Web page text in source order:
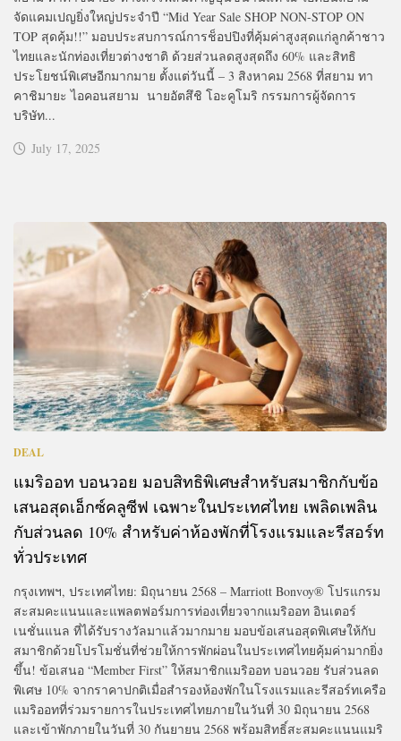
จัดแคมเปญยิ่งใหญ่ประจำปี “Mid Year Sale SHOP NON-STOP ON
TOP สุดคุ้ม!!” มอบประสบการณ์การช็อปปิงที่คุ้มค่าสูงสุดแก่ลูกค้าชาว
ไทยและนักท่องเที่ยวต่างชาติ ด้วยส่วนลดสูงสุดถึง 60% และสิทธิ
ประโยชน์พิเศษอีกมากมาย ตั้งแต่วันนี้ – 3 สิงหาคม 2568 ที่สยาม ทา
คาชิมายะ ไอคอนสยาม นายอัตสึชิ โอะคูโมริ กรรมการผู้จัดการ
บริษัท...
July 17, 2025
DEAL
แมริออท บอนวอย มอบสิทธิพิเศษสำหรับสมาชิกกับข้อ
เสนอสุดเอ็กซ์คลูซีฟ เฉพาะในประเทศไทย เพลิดเพลิน
กับส่วนลด 10% สำหรับค่าห้องพักที่โรงแรมและรีสอร์ท
ทั่วประเทศ
กรุงเทพฯ, ประเทศไทย: มิถุนายน 2568 – Marriott Bonvoy® โปรแกรม
สะสมคะแนนและแพลตฟอร์มการท่องเที่ยวจากแมริออท อินเตอร์
เนชั่นแนล ที่ได้รับรางวัลมาแล้วมากมาย มอบข้อเสนอสุดพิเศษให้กับ
สมาชิกด้วยโปรโมชั่นที่ช่วยให้การพักผ่อนในประเทศไทยคุ้มค่ามากยิ่ง
ขึ้น! ข้อเสนอ “Member First” ให้สมาชิกแมริออท บอนวอย รับส่วนลด
พิเศษ 10% จากราคาปกติเมื่อสำรองห้องพักในโรงแรมและรีสอร์ทเครือ
แมริออทที่ร่วมรายการในประเทศไทยภายในวันที่ 30 มิถุนายน 2568
และเข้าพักภายในวันที่ 30 กันยายน 2568 พร้อมสิทธิ์สะสมคะแนนแมริ